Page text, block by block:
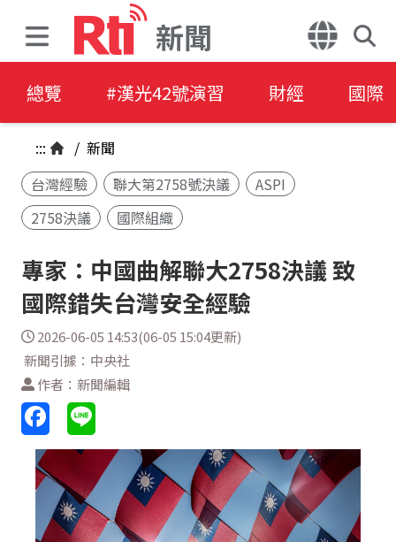
新聞
總覽 #漢光42號演習 財經 國際
::: / 新聞
台灣經驗
聯大第2758號決議
ASPI
2758決議
國際組織
專家：中國曲解聯大2758決議 致
國際錯失台灣安全經驗
2026-06-05 14:53(06-05 15:04更新)
新聞引據：中央社
作者：新聞編輯